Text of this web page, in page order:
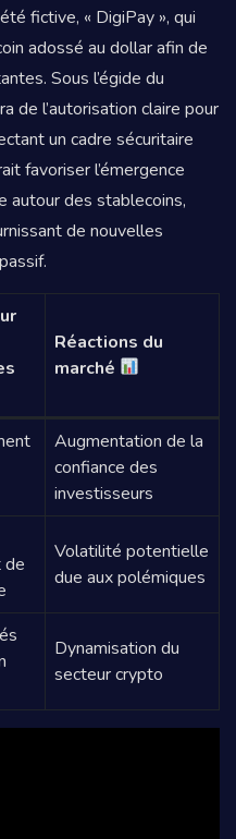
fictive, « DigiPay », qui
adossé au dollar afin de
Sous l’égide du
de l’autorisation claire pour
un cadre sécuritaire
favoriser l’émergence
autour des stablecoins,
de nouvelles
Réactions du
marché
Augmentation de la
confiance des
investisseurs
de
Volatilité potentielle
due aux polémiques
Dynamisation du
secteur crypto